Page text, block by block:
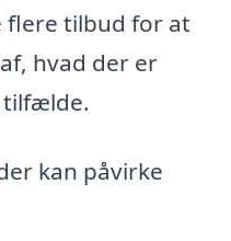
flere tilbud for at
hvad der er
tilfælde.
kan påvirke